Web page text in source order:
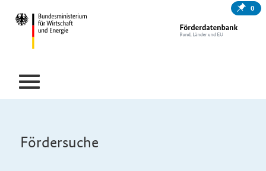
0
Fördersuche